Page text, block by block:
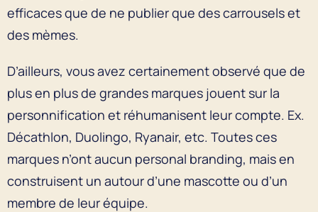
efficaces que de ne publier que des carrousels et
des mèmes.
D’ailleurs, vous avez certainement observé que de
plus en plus de grandes marques jouent sur la
personnification et réhumanisent leur compte. Ex.
Décathlon, Duolingo, Ryanair, etc. Toutes ces
marques n’ont aucun personal branding, mais en
construisent un autour d’une mascotte ou d’un
membre de leur équipe.